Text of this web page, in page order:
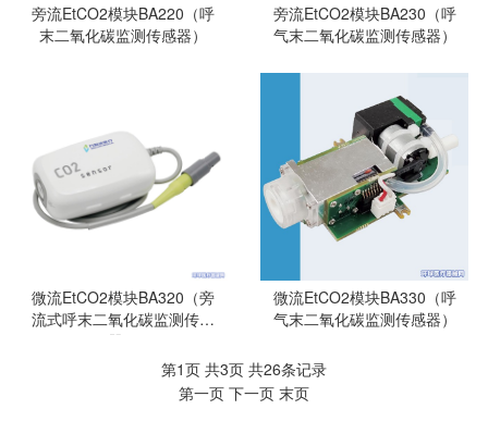
旁流EtCO2模块BA220（呼
末二氧化碳监测传感器）
旁流EtCO2模块BA230（呼
气末二氧化碳监测传感器）
微流EtCO2模块BA320（旁
流式呼末二氧化碳监测传感
器）
微流EtCO2模块BA330（呼
气末二氧化碳监测传感器）
第1页 共3页 共26条记录
第一页 下一页 末页